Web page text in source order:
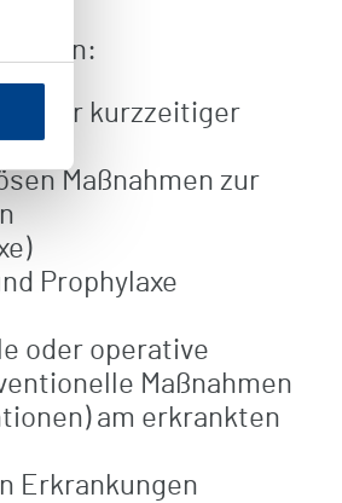
an:
unter kurzzeitiger
Maßnahmen zur
Prophylaxe
oder operative
Maßnahmen
am erkrankten
Erkrankungen